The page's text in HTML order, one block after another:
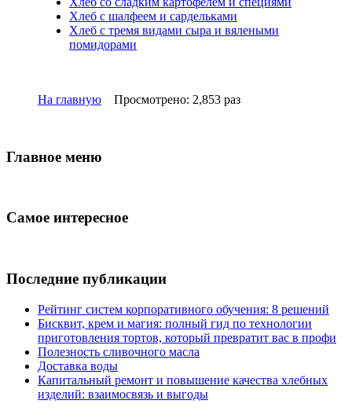
Хлеб с шалфеем и сардельками
Хлеб с тремя видами сыра и вялеными
помидорами
На главную Просмотрено: 2,853 раз
Главное меню
Самое интересное
Последние публикации
Рейтинг систем корпоративного обучения: 8 решений
Бисквит, крем и магия: полный гид по технологии
приготовления тортов, который превратит вас в профи
Полезность сливочного масла
Доставка воды
Капитальный ремонт и повышение качества хлебных
изделий: взаимосвязь и выгоды